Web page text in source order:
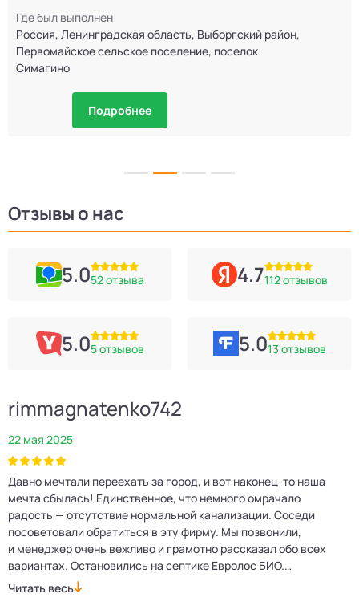
Где был выполнен
Россия, Ленинградская область, Выборгский район,
Первомайское сельское поселение, поселок
Симагино
Подробнее
Отзывы о нас
5.052 отзыва 4.7112 отзывов
5.05 отзывов 5.013 отзывов
rimmagnatenko742
22 мая 2025
Давно мечтали переехать за город, и вот наконец‑то наша
мечта сбылась! Единственное, что немного омрачало
радость — отсутствие нормальной канализации. Соседи
посоветовали обратиться в эту фирму. Мы позвонили,
и менеджер очень вежливо и грамотно рассказал обо всех
вариантах. Остановились на септике Евролос БИО.
Монтажники приехали вовремя, установили всё быстро
Читать весь